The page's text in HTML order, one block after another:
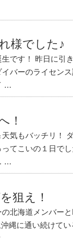
様でした♪
です！ 昨日に引
バーのライセン
…
！
気もバッチリ！
てこいの１日で
…
狙え！
北海道メンバー
縄に通い続けて